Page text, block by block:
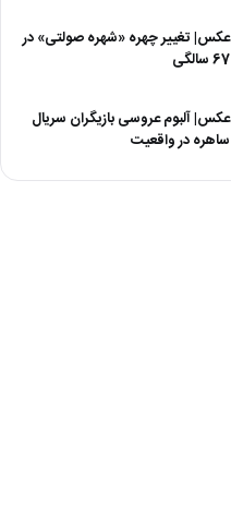
عکس| تغییر چهره «شهره صولتی» در
67 سالگی
عکس| آلبوم عروسی بازیگران سریال
ساهره در واقعیت